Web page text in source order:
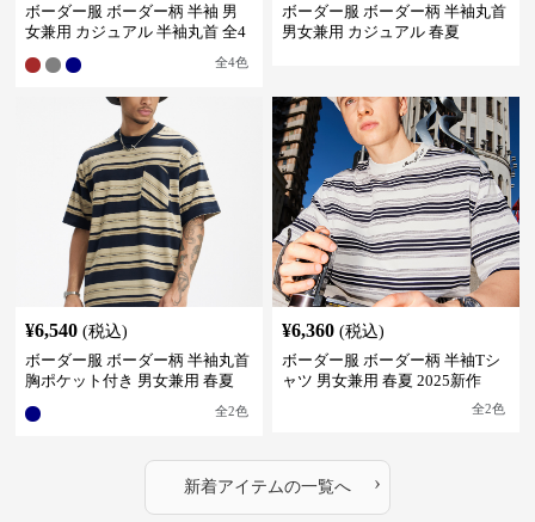
ボーダー服 ボーダー柄 半袖 男
女兼用 カジュアル 半袖丸首 全4
全4色
ボーダー服 ボーダー柄 半袖丸首
男女兼用 カジュアル 春夏
¥6,540 (税込)
ボーダー服 ボーダー柄 半袖丸首
胸ポケット付き 男女兼用 春夏
全2色
¥6,360 (税込)
ボーダー服 ボーダー柄 半袖Tシ
ャツ 男女兼用 春夏 2025新作
全2色
新着アイテムの一覧へ ›